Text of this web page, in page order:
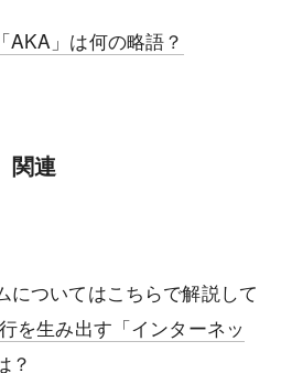
」は何の略語？
関連
についてはこちらで解説して
を生み出す「インターネッ
？